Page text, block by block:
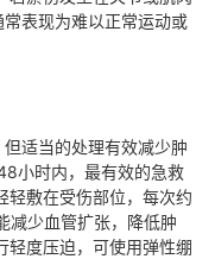
表现为难以正常运动或
适当的处理有效减少肿
小时内，最有效的急救
轻敷在受伤部位，每次约
减少血管扩张，降低肿
轻度压迫，可使用弹性绷